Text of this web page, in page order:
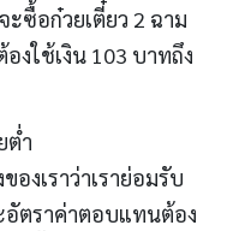
ซื้อก๋วยเตี๋ยว 2 ฉาม
งใช้เงิน 103 บาทถึง
ต่ำ
องเราว่าเราย่อมรับ
อัตราค่าตอบแทนต้อง